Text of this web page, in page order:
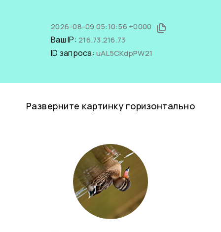
2026-08-09 05:10:56 +0000
Ваш IP: 216.73.216.73
ID запроса: uAL5CKdpPW21
Разверните картинку горизонтально